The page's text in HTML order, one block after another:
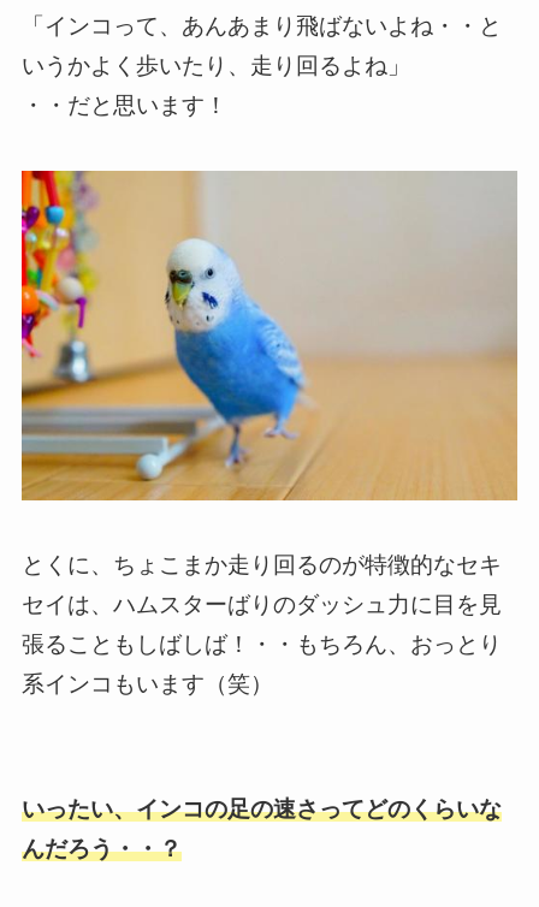
「インコって、あんあまり飛ばないよね・・と
いうかよく歩いたり 、 走り回るよね」
・・だと思います！
とくに、ちょこまか走り回るのが特徴的なセキ
セイは、ハムスターばりのダッシュ力に目を見
張ることもしばしば！・・もちろん、おっとり
系インコもいます（笑）
いったい、インコの足の速さってどのくらいな
んだろう・・？